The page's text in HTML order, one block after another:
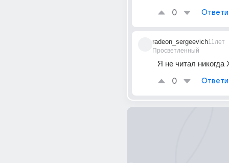
0
radeon_sergeevich
Просветленный
11лет
Я не читал никогда
0